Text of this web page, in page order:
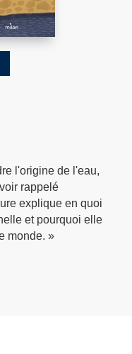
l'origine de l'eau,
rappelé
explique en quoi
et pourquoi elle
monde. »